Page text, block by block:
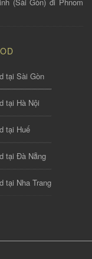
tại Sài Gòn
tại Hà Nội
tại Huế
tại Đà Nẵng
tại Nha Trang